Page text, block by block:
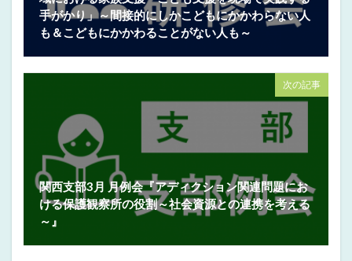
手がかり」～間接的にしかこどもにかかわらない人
も＆こどもにかかわることがない人も～
次の記事
関西支部3月 月例会『アディクション関連問題にお
ける保護観察所の役割～社会資源との連携を考える
～』